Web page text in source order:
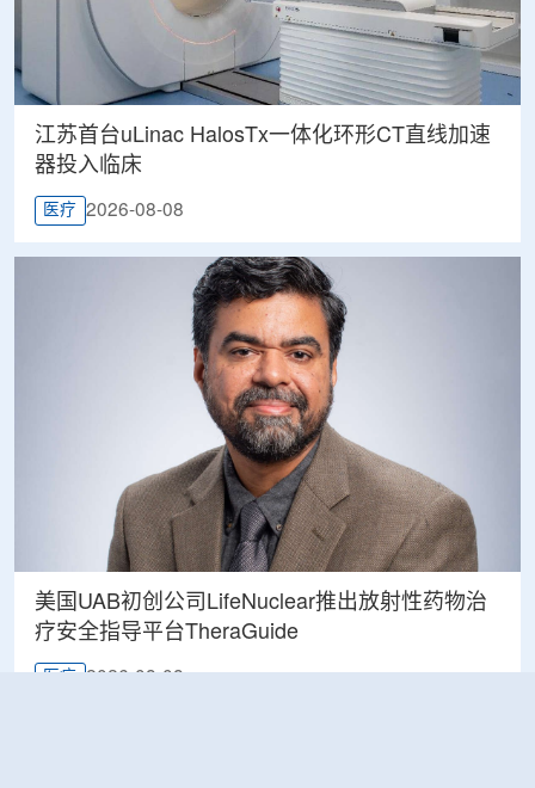
江苏首台uLinac HalosTx一体化环形CT直线加速
器投入临床
医疗 2026-08-08
美国UAB初创公司LifeNuclear推出放射性药物治
疗安全指导平台TheraGuide
医疗 2026-08-08